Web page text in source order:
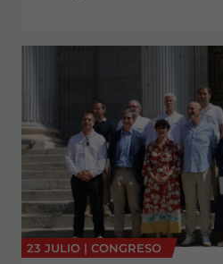
23 JULIO | CONGRESO